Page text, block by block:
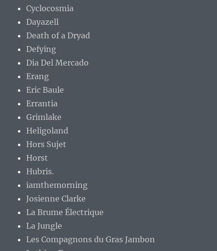
Cyclocosmia
Dayazell
Death of a Dryad
Defying
Dia Del Mercado
Erang
Eric Baule
Errantia
Grimlake
Heligoland
Hors Sujet
Horst
Hubris.
iamthemorning
Josienne Clarke
La Brume Électrique
La Jungle
Les Compagnons du Gras Jambon